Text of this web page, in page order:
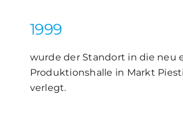
1999
wurde der Standort in die neu
Produktionshalle in Markt
verlegt.